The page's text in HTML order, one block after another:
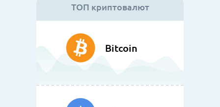
ТОП криптовалют
Bitcoin